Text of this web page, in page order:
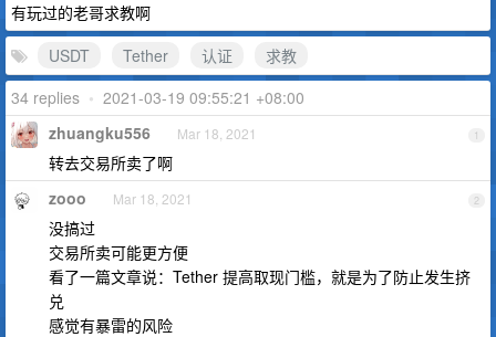
有玩过的老哥求教啊
USDT
Tether 认证
求教
34 replies • 2021-03-19 09:55:21 +08:00
1
zhuangku556 Mar 18, 2021
转去交易所卖了啊
2
zooo Mar 18, 2021
没搞过
交易所卖可能更方便
看了一篇文章说：Tether 提高取现门槛，就是为了防止发生挤
兑
感觉有暴雷的风险